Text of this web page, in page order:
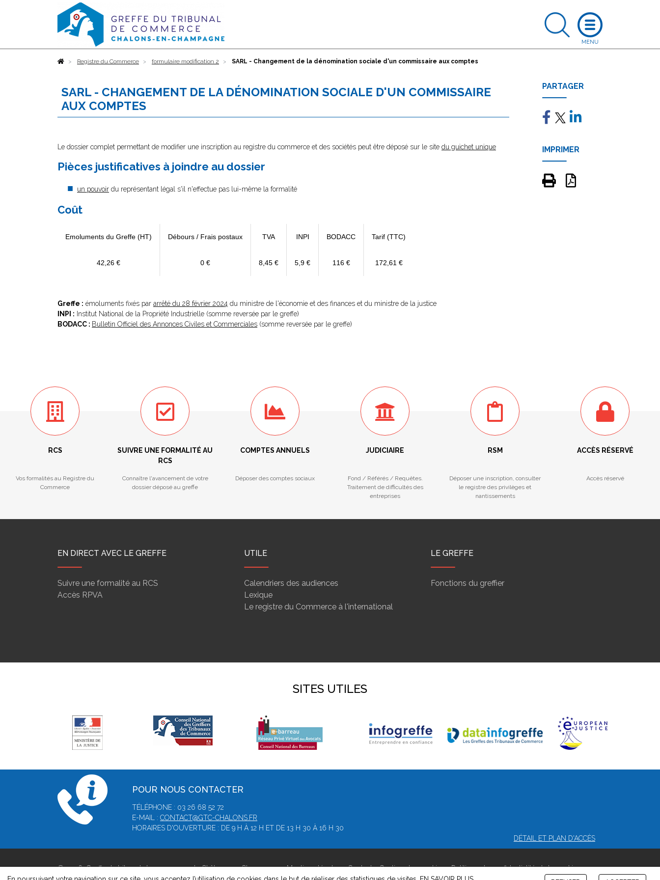
AccueilRegistre du Commerce formulaire modification 2 SARL - Changement de la dénomination sociale d'un commissaire aux comptes
SARL - CHANGEMENT DE LA DÉNOMINATION SOCIALE D'UN COMMISSAIRE
AUX COMPTES
Le dossier complet permettant de modifier une inscription au registre du commerce et des sociétés peut être déposé sur le site du guichet unique
Pièces justificatives à joindre au dossier
un pouvoir du représentant légal s'il n'effectue pas lui-même la formalité
Coût
Emoluments du Greffe (HT) Débours / Frais postaux TVA INPI BODACC Tarif (TTC)
42,26 € 0 € 8,45 € 5,9 € 116 € 172,61 €
Greffe : émoluments fixés par arrêté du 28 février 2024 du ministre de l'économie et des finances et du ministre de la justice
INPI : Institut National de la Propriété Industrielle (somme reversée par le greffe)
BODACC : Bulletin Officiel des Annonces Civiles et Commerciales (somme reversée par le greffe)
PARTAGER
IMPRIMER
RCS
Vos formalités au Registre du
Commerce
SUIVRE UNE FORMALITÉ AU
RCS
Connaître l'avancement de votre
dossier déposé au greffe
COMPTES ANNUELS
Déposer des comptes sociaux
JUDICIAIRE
Fond / Référés / Requêtes.
Traitement de difficultés des
entreprises
RSM
Déposer une inscription, consulter
le registre des privilèges et
nantissements
ACCÈS RÉSERVÉ
Accès réservé
EN DIRECT AVEC LE GREFFE
Suivre une formalité au RCS
Accès RPVA
UTILE
Calendriers des audiences
Lexique
Le registre du Commerce à l'international
LE GREFFE
Fonctions du greffier
SITES UTILES
POUR NOUS CONTACTER
TÉLÉPHONE : 03 26 68 52 72
E-MAIL : CONTACT@GTC-CHALONS.FR
HORAIRES D'OUVERTURE : DE 9 H À 12 H ET DE 13 H 30 À 16 H 30
DÉTAIL ET PLAN D'ACCÈS
© 2026, Greffe du tribunal de commerce de Châlons-en-Champagne -Mentions légales-Contact-Gestion des cookies-Politique de confidentialité et de cookies